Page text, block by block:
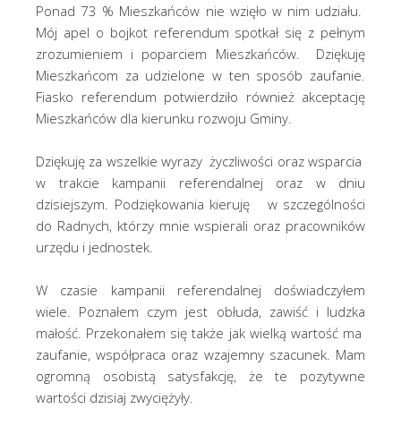
Ponad 73 % Mieszkańców nie wzięło w nim udziału.
Mój apel o bojkot referendum spotkał się z pełnym
zrozumieniem i poparciem Mieszkańców. Dziękuję
Mieszkańcom za udzielone w ten sposób zaufanie.
Fiasko referendum potwierdziło również akceptację
Mieszkańców dla kierunku rozwoju Gminy.
Dziękuję za wszelkie wyrazy życzliwości oraz wsparcia
w trakcie kampanii referendalnej oraz w dniu
dzisiejszym. Podziękowania kieruję w szczególności
do Radnych, którzy mnie wspierali oraz pracowników
urzędu i jednostek.
W czasie kampanii referendalnej doświadczyłem
wiele. Poznałem czym jest obłuda, zawiść i ludzka
małość. Przekonałem się także jak wielką wartość ma
zaufanie, współpraca oraz wzajemny szacunek. Mam
ogromną osobistą satysfakcję, że te pozytywne
wartości dzisiaj zwyciężyły.